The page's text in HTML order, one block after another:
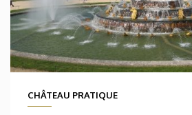
CHÂTEAU PRATIQUE